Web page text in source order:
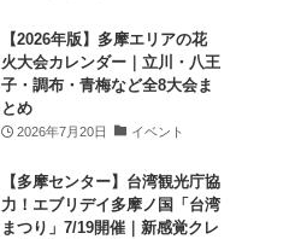
【2026年版】多摩エリアの花
火大会カレンダー｜立川・八王
子・調布・青梅など全8大会ま
とめ
2026年7月20日 イベント
【多摩センター】台湾観光庁協
力！エブリデイ多摩ノ国「台湾
まつり」7/19開催｜新感覚クレ